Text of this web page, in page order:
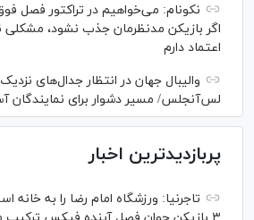
نکونام: می‌خواهیم در تراکتور فصل
اگر بازیکن مدنظرمان جذب نشود،
اعتماد دارم
والیبال جهان در انتظار جدال‌های
لس‌آنجلس/ مسیر دشوار برای نمایندگان
پربازدیدترین اخبار
تاجرنیا: ورزشگاه امام رضا را به خانه